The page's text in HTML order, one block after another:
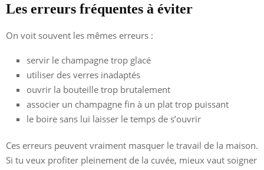
Les erreurs fréquentes à éviter
On voit souvent les mêmes erreurs :
servir le champagne trop glacé
utiliser des verres inadaptés
ouvrir la bouteille trop brutalement
associer un champagne fin à un plat trop puissant
le boire sans lui laisser le temps de s’ouvrir
Ces erreurs peuvent vraiment masquer le travail de la maison.
Si tu veux profiter pleinement de la cuvée, mieux vaut soigner